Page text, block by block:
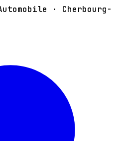
· Cherbourg-